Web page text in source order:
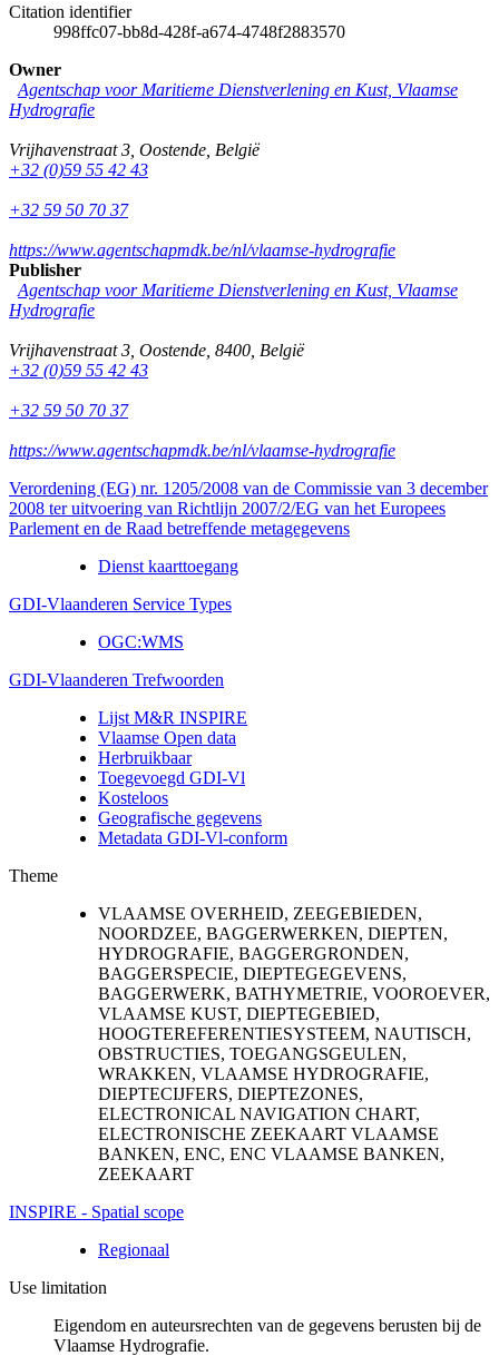
Citation identifier
998ffc07-bb8d-428f-a674-4748f2883570
Owner
Agentschap voor Maritieme Dienstverlening en Kust, Vlaamse
Hydrografie
Vrijhavenstraat 3 Oostende België
+32 (0)59 55 42 43
+32 59 50 70 37
https://www.agentschapmdk.be/nl/vlaamse-hydrografie
Publisher
Agentschap voor Maritieme Dienstverlening en Kust, Vlaamse
Hydrografie
Vrijhavenstraat 3 Oostende 8400 België
+32 (0)59 55 42 43
+32 59 50 70 37
https://www.agentschapmdk.be/nl/vlaamse-hydrografie
Verordening (EG) nr. 1205/2008 van de Commissie van 3 december
2008 ter uitvoering van Richtlijn 2007/2/EG van het Europees
Parlement en de Raad betreffende metagegevens
Dienst kaarttoegang
GDI-Vlaanderen Service Types
OGC:WMS
GDI-Vlaanderen Trefwoorden
Lijst M&R INSPIRE
Vlaamse Open data
Herbruikbaar
Toegevoegd GDI-Vl
Kosteloos
Geografische gegevens
Metadata GDI-Vl-conform
Theme
VLAAMSE OVERHEID, ZEEGEBIEDEN,
NOORDZEE, BAGGERWERKEN, DIEPTEN,
HYDROGRAFIE, BAGGERGRONDEN,
BAGGERSPECIE, DIEPTEGEGEVENS,
BAGGERWERK, BATHYMETRIE, VOOROEVER,
VLAAMSE KUST, DIEPTEGEBIED,
HOOGTEREFERENTIESYSTEEM, NAUTISCH,
OBSTRUCTIES, TOEGANGSGEULEN,
WRAKKEN, VLAAMSE HYDROGRAFIE,
DIEPTECIJFERS, DIEPTEZONES,
ELECTRONICAL NAVIGATION CHART,
ELECTRONISCHE ZEEKAART VLAAMSE
BANKEN, ENC, ENC VLAAMSE BANKEN,
ZEEKAART
INSPIRE - Spatial scope
Regionaal
Use limitation
Eigendom en auteursrechten van de gegevens berusten bij de
Vlaamse Hydrografie.